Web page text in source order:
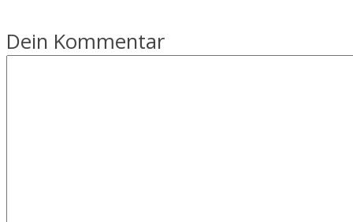
Dein Kommentar